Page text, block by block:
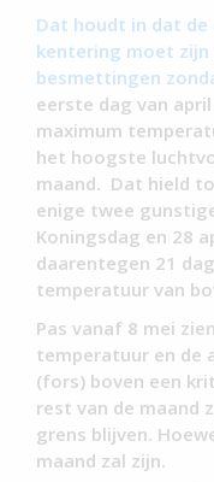
Dat houdt in dat de
kentering moet
besmettingen
eerste dag van
maximum
het hoogste
maand. Dat hield
enige twee
Koningsdag en 28
daarentegen 21
temperatuur van
Pas vanaf 8 mei
temperatuur en de
(fors) boven een
rest van de maand
grens blijven.
maand zal zijn.